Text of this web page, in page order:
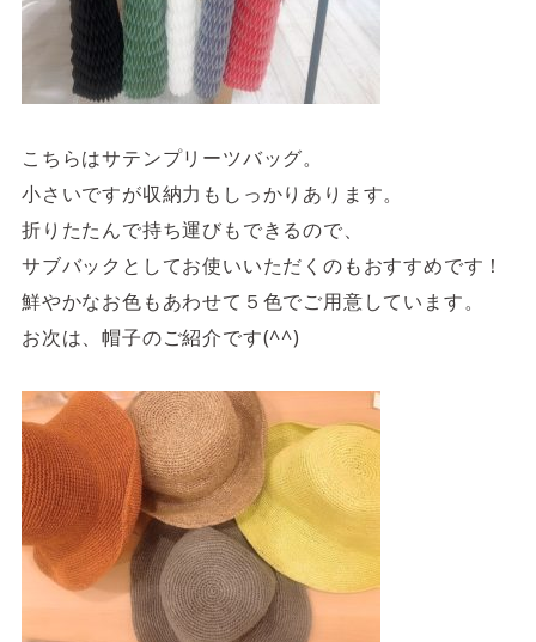
こちらはサテンプリーツバッグ。
小さいですが収納力もしっかりあります。
折りたたんで持ち運びもできるので、
サブバックとしてお使いいただくのもおすすめです！
鮮やかなお色もあわせて５色でご用意しています。
お次は、帽子のご紹介です(^^)